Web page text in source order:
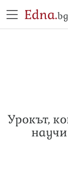
Edna.bg
Урокът,